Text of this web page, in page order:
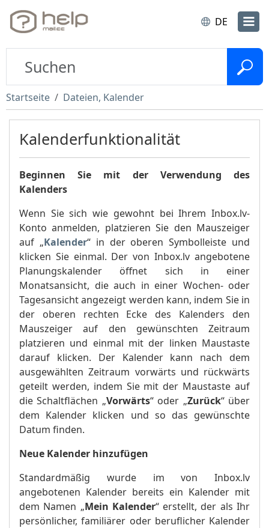
DE
Startseite Dateien, Kalender
Kalenderfunktionalität
Beginnen Sie mit der Verwendung des
Kalenders
Wenn Sie sich wie gewohnt bei Ihrem Inbox.lv-
Konto anmelden, platzieren Sie den Mauszeiger
auf „Kalender“ in der oberen Symbolleiste und
klicken Sie einmal. Der von Inbox.lv angebotene
Planungskalender öffnet sich in einer
Monatsansicht, die auch in einer Wochen- oder
Tagesansicht angezeigt werden kann, indem Sie in
der oberen rechten Ecke des Kalenders den
Mauszeiger auf den gewünschten Zeitraum
platzieren und einmal mit der linken Maustaste
darauf klicken. Der Kalender kann nach dem
ausgewählten Zeitraum vorwärts und rückwärts
geteilt werden, indem Sie mit der Maustaste auf
die Schaltflächen „Vorwärts“ oder „Zurück“ über
dem Kalender klicken und so das gewünschte
Datum finden.
Neue Kalender hinzufügen
Standardmäßig wurde im von Inbox.lv
angebotenen Kalender bereits ein Kalender mit
dem Namen „Mein Kalender“ erstellt, der als Ihr
persönlicher, familiärer oder beruflicher Kalender